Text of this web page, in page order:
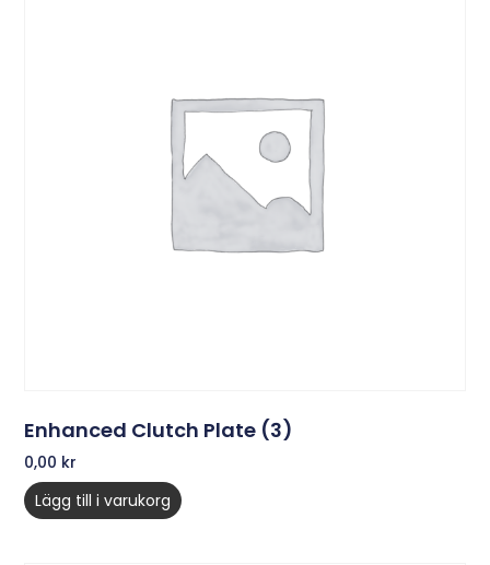
Enhanced Clutch Plate (3)
0,00 kr
Lägg till i varukorg